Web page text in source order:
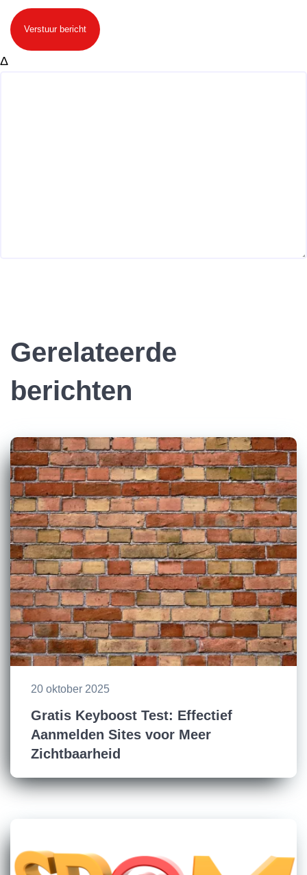
Verstuur bericht
Δ
Gerelateerde
berichten
20 oktober 2025
Gratis Keyboost Test: Effectief
Aanmelden Sites voor Meer
Zichtbaarheid